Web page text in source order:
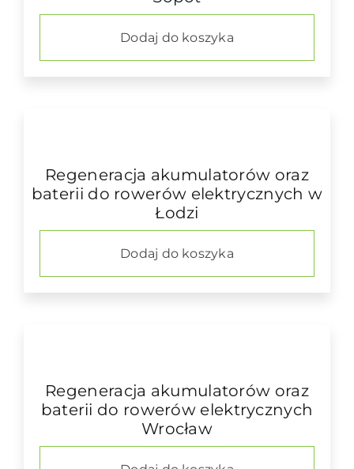
Dodaj do koszyka
Regeneracja akumulatorów oraz
baterii do rowerów elektrycznych w
Łodzi
Dodaj do koszyka
Regeneracja akumulatorów oraz
baterii do rowerów elektrycznych
Wrocław